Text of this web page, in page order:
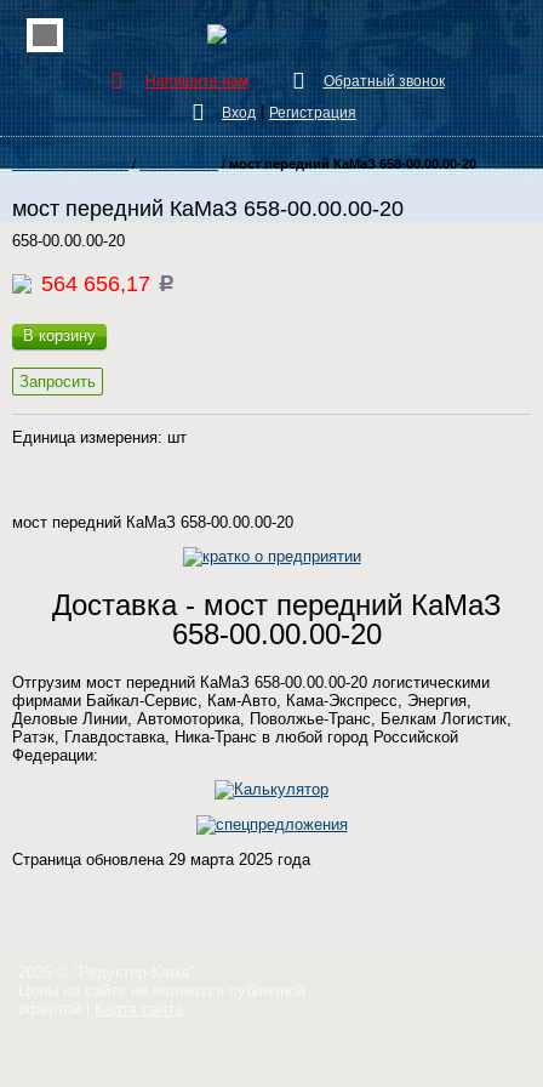
Напишите нам
Обратный звонок
Вход
Регистрация
Каталог Запчастей/Мост КАМАЗ/мост передний КаМаЗ 658-00.00.00-20
мост передний КаМаЗ 658-00.00.00-20
658-00.00.00-20
564 656,17 c
В корзину
Запросить
Единица измерения: шт
мост передний КаМаЗ 658-00.00.00-20
Доставка - мост передний КаМаЗ
658-00.00.00-20
Отгрузим мост передний КаМаЗ 658-00.00.00-20 логистическими
фирмами Байкал-Сервис, Кам-Авто, Кама-Экспресс, Энергия,
Деловые Линии, Автомоторика, Поволжье-Транс, Белкам Логистик,
Ратэк, Главдоставка, Ника-Транс в любой город Российской
Федерации:
Страница обновлена 29 марта 2025 года